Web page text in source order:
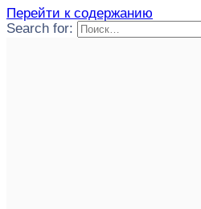
Перейти к содержанию
Search for: